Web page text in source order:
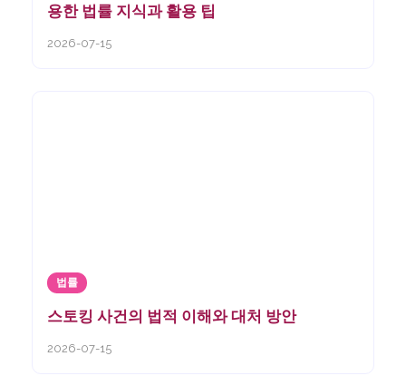
용한 법률 지식과 활용 팁
2026-07-15
법률
스토킹 사건의 법적 이해와 대처 방안
2026-07-15